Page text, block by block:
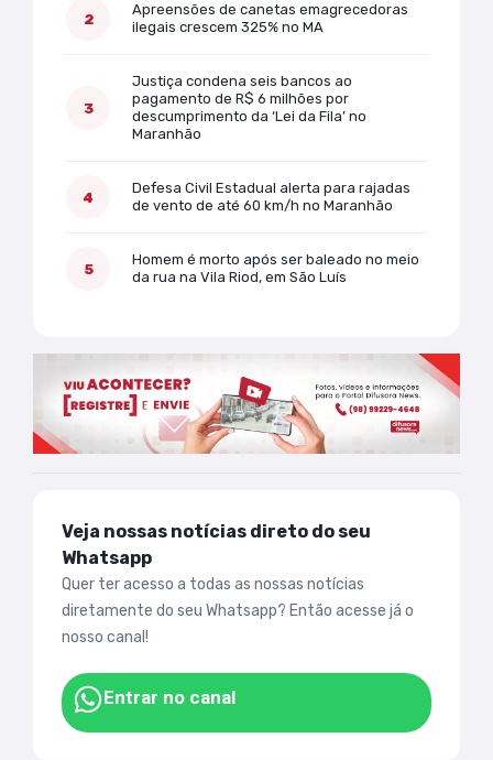
Apreensões de canetas emagrecedoras
ilegais crescem 325% no MA
Justiça condena seis bancos ao
pagamento de R$ 6 milhões por
descumprimento da ‘Lei da Fila’ no
Maranhão
Defesa Civil Estadual alerta para rajadas
de vento de até 60 km/h no Maranhão
Homem é morto após ser baleado no meio
da rua na Vila Riod, em São Luís
Veja nossas notícias direto do seu
Whatsapp
Quer ter acesso a todas as nossas notícias
diretamente do seu Whatsapp? Então acesse já o
nosso canal!
Entrar no canal